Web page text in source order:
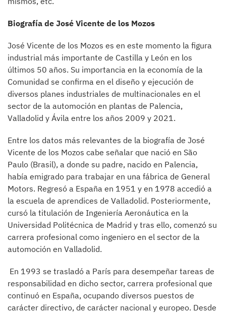
Biografía de José Vicente de los Mozos
José Vicente de los Mozos es en este momento la figura
industrial más importante de Castilla y León en los
últimos 50 años. Su importancia en la economía de la
Comunidad se confirma en el diseño y ejecución de
diversos planes industriales de multinacionales en el
sector de la automoción en plantas de Palencia,
Valladolid y Ávila entre los años 2009 y 2021.
Entre los datos más relevantes de la biografía de José
Vicente de los Mozos cabe señalar que nació en São
Paulo (Brasil), a donde su padre, nacido en Palencia,
había emigrado para trabajar en una fábrica de General
Motors. Regresó a España en 1951 y en 1978 accedió a
la escuela de aprendices de Valladolid. Posteriormente,
cursó la titulación de Ingeniería Aeronáutica en la
Universidad Politécnica de Madrid y tras ello, comenzó su
carrera profesional como ingeniero en el sector de la
automoción en Valladolid.
En 1993 se trasladó a París para desempeñar tareas de
responsabilidad en dicho sector, carrera profesional que
continuó en España, ocupando diversos puestos de
carácter directivo, de carácter nacional y europeo. Desde